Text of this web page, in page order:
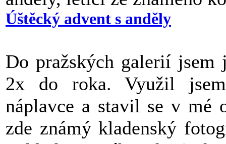
Úštěcký advent s anděly
Do pražských galerií
2x do roka. Využil
náplavce a stavil se v mé
zde známý kladenský